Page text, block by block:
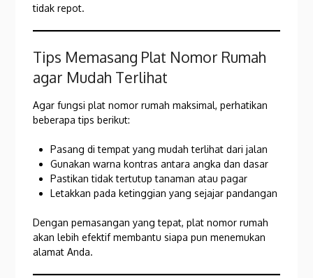
tidak repot.
Tips Memasang Plat Nomor Rumah
agar Mudah Terlihat
Agar fungsi plat nomor rumah maksimal, perhatikan
beberapa tips berikut:
Pasang di tempat yang mudah terlihat dari jalan
Gunakan warna kontras antara angka dan dasar
Pastikan tidak tertutup tanaman atau pagar
Letakkan pada ketinggian yang sejajar pandangan
Dengan pemasangan yang tepat, plat nomor rumah
akan lebih efektif membantu siapa pun menemukan
alamat Anda.